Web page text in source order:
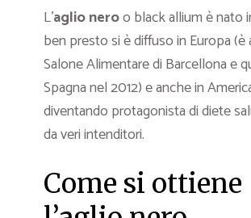
L’aglio neroo black allium è nato
ben presto si è diffuso in Europa (è
Salone Alimentare di Barcellona e
Spagna nel 2012) e anche in
diventando protagonista di diete
da veri intenditori.
Come si ottiene